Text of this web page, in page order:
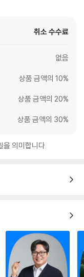
취소 수수료
없음
상품 금액의 10%
상품 금액의 20%
상품 금액의 30%
을 의미합니다.